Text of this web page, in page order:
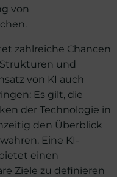
von
zahlreiche Chancen
und
von KI auch
Es gilt, die
der Technologie in
den Überblick
Eine KI-
einen
Ziele zu definieren